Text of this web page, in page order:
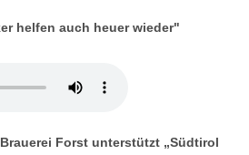
helfen auch heuer wieder"
Forst unterstützt „Südtirol